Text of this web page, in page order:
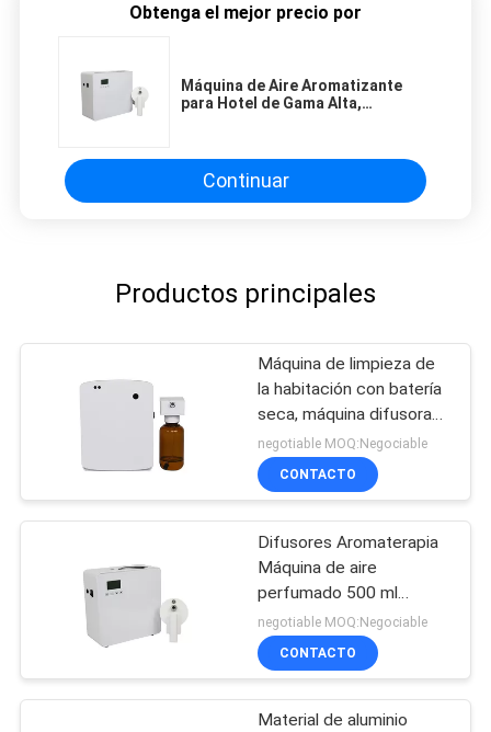
taking the time to set it up properly!""The Pico
smooth, and finding that sweet spot makes all
the difference. No more eye strain during long
Obtenga el mejor precio por
Máquina de Aire Aromatizante
para Hotel de Gama Alta,
Continuar
Productos principales
Máquina de limpieza de
la habitación con batería
seca, máquina difusora
de olores para el baño
negotiable MOQ:Negociable
CONTACTO
Difusores Aromaterapia
Máquina de aire
perfumado 500 ml
Blanco 800-1200m3
Cobertura de olor
negotiable MOQ:Negociable
CONTACTO
Material de aluminio